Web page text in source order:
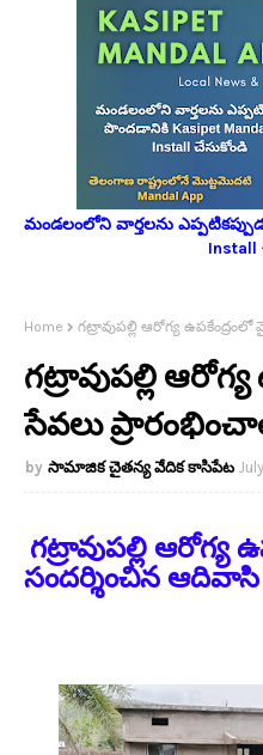
మండలంలోని వార్తలను
Install
Home గట్రావుపల్లి ఆరోగ్య
గట్రావుపల్లి
సేవలు
సామాజిక చైతన్య వేదిక కాసిపేట
గట్రావుపల్లి ఆరోగ్య
సందర్శించిన